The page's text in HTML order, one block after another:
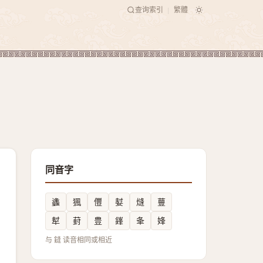
查询索引 繁體
同音字
蠭 猦 㒥 㜂 熢
蘴
犎
葑 豊 鎽 夆 㛔
与 鏠 读音相同或相近